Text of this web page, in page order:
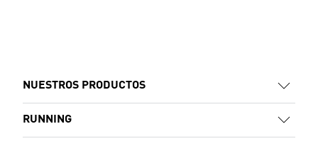
NUESTROS PRODUCTOS
RUNNING